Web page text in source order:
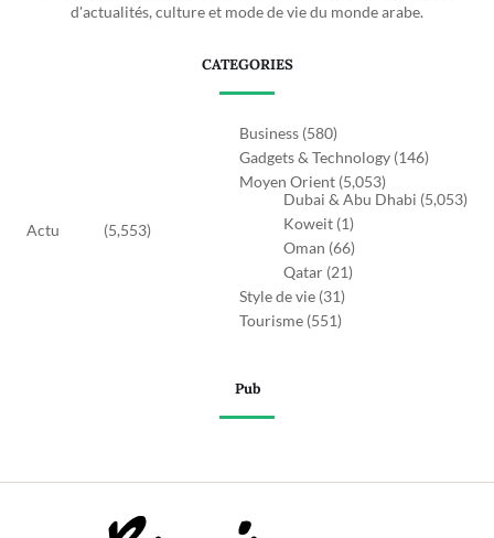
d'actualités, culture et mode de vie du monde arabe.
CATEGORIES
Actu (5,553)
Business (580)
Gadgets & Technology (146)
Moyen Orient (5,053)
Dubai & Abu Dhabi (5,053)
Koweit (1)
Oman (66)
Qatar (21)
Style de vie (31)
Tourisme (551)
Pub